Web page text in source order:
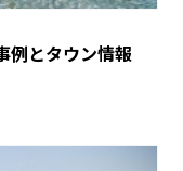
例とタウン情報